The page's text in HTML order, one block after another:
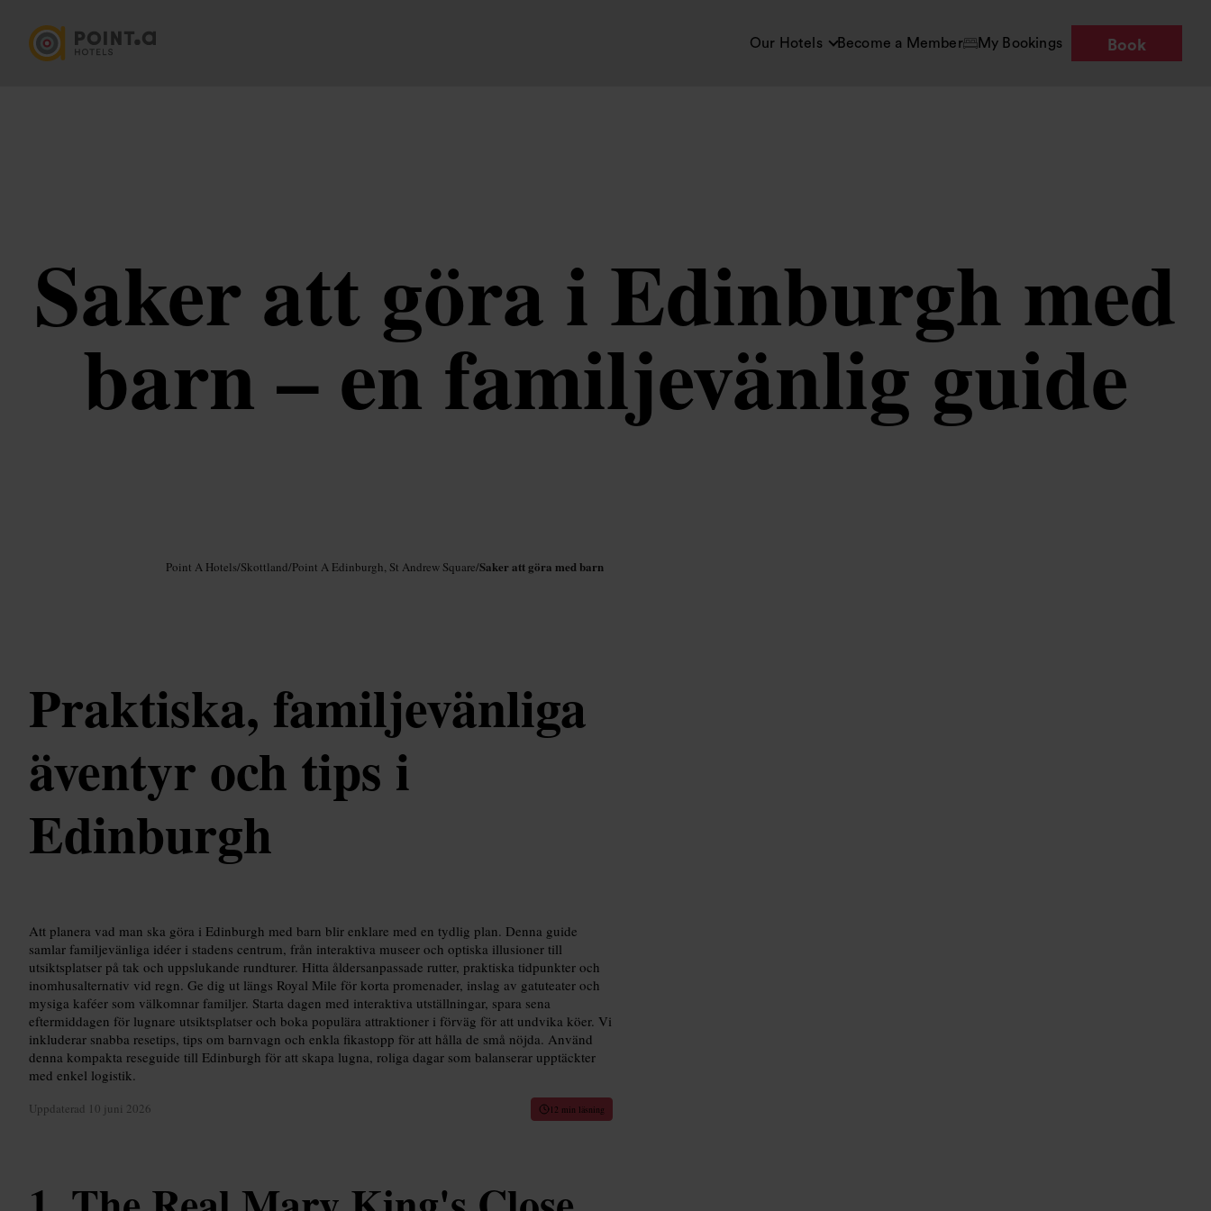
Our Hotels Become a Member My Bookings Book
Saker att göra i Edinburgh med
barn – en familjevänlig guide
Point A Hotels/Skottland/Point A Edinburgh, St Andrew Square/Saker att göra med barn
Praktiska, familjevänliga
äventyr och tips i
Edinburgh
Att planera vad man ska göra i Edinburgh med barn blir enklare med en tydlig plan. Denna guide
samlar familjevänliga idéer i stadens centrum, från interaktiva museer och optiska illusioner till
utsiktsplatser på tak och uppslukande rundturer. Hitta åldersanpassade rutter, praktiska tidpunkter och
inomhusalternativ vid regn. Ge dig ut längs Royal Mile för korta promenader, inslag av gatuteater och
mysiga kaféer som välkomnar familjer. Starta dagen med interaktiva utställningar, spara sena
eftermiddagen för lugnare utsiktsplatser och boka populära attraktioner i förväg för att undvika köer. Vi
inkluderar snabba resetips, tips om barnvagn och enkla fikastopp för att hålla de små nöjda. Använd
denna kompakta reseguide till Edinburgh för att skapa lugna, roliga dagar som balanserar upptäckter
med enkel logistik.
Uppdaterad 10 juni 2026 12 min läsning